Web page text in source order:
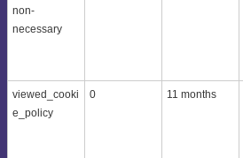
non-
necessary
viewed_cooki
e_policy
0 11 months